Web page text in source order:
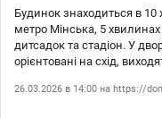
Будинок знаходиться в 10
метро Мінська, 5 хвилинах
дитсадок та стадіон. У
орієнтовані на схід,
м. кв., простора лоджія 4
26.03.2026 в 14:00 на https://